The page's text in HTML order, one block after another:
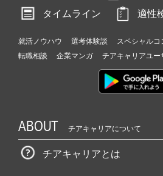
タイムライン
適性
就活ノウハウ 選考体験談 スペシャルコ
転職相談
企業マンガ チアキャリアユー
ABOUT チアキャリアについて
チアキャリアとは